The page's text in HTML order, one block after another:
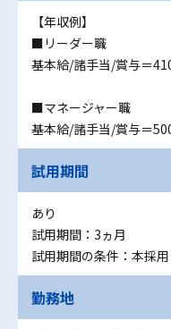
【年収例】
■リーダー職
基本給/諸手当/賞与＝
■マネージャー職
基本給/諸手当/賞与＝
試用期間
あり
試用期間：3ヵ月
試用期間の条件：本採
勤務地